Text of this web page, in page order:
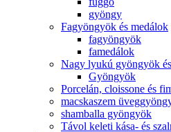
gyöngy
Fagyöngyök és medálok
fagyöngyök
famedálok
Nagy lyukú gyöngyök
Gyöngyök
Porcelán, cloissone és
macskaszem
shamballa gyöngyök
Távol keleti kása- és